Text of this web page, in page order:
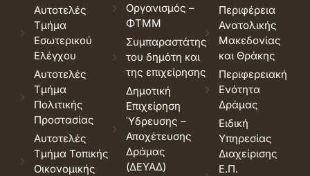
Αυτοτελές
Τμήμα
Εσωτερικού
Ελέγχου
Αυτοτελές
Τμήμα
Πολιτικής
Προστασίας
Αυτοτελές
Τμήμα Τοπικής
Οικονομικής
Οργανισμός –
ΦΤΜΜ
Συμπαραστάτης
του δημότη και
της επιχείρησης
Δημοτική
Επιχείρηση
Ύδρευσης –
Αποχέτευσης
Δράμας
(ΔΕΥΑΔ)
Περιφέρεια
Ανατολικής
Μακεδονίας
και Θράκης
Περιφερειακή
Ενότητα
Δράμας
Ειδική
Υπηρεσίας
Διαχείρισης
Ε.Π.